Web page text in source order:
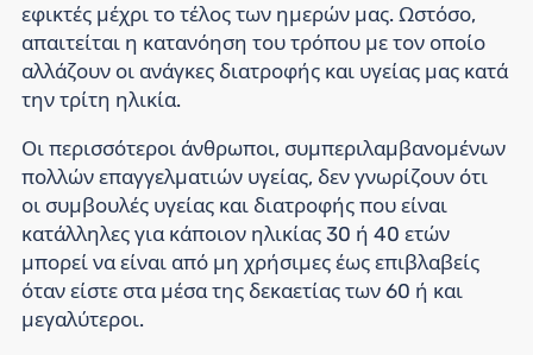
εφικτές μέχρι το τέλος των ημερών μας. Ωστόσο,
απαιτείται η κατανόηση του τρόπου με τον οποίο
αλλάζουν οι ανάγκες διατροφής και υγείας μας κατά
την τρίτη ηλικία.
Οι περισσότεροι άνθρωποι, συμπεριλαμβανομένων
πολλών επαγγελματιών υγείας, δεν γνωρίζουν ότι
οι συμβουλές υγείας και διατροφής που είναι
κατάλληλες για κάποιον ηλικίας 30 ή 40 ετών
μπορεί να είναι από μη χρήσιμες έως επιβλαβείς
όταν είστε στα μέσα της δεκαετίας των 60 ή και
μεγαλύτεροι.